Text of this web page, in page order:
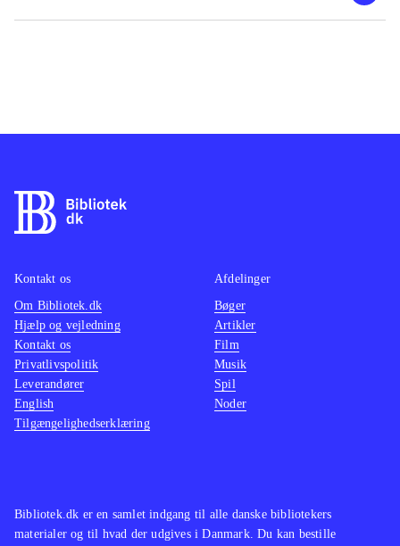
med i. Lydsiden er jazzinspireret men
gentagne gange et problem i spillet
især hvis du skal udføre en combo
videre
Suda51 har også stået bag No more
heroes (som ikke er tilbudt
bibliotekerne), Killer 7, Shadows of
the damned og Lollipop Chainsaw
(som ikke er tilbudt bibliotekerne) og
alle spillene har meget af den samme
og DMC - Devil may cry-serien.
Kampene og den grafiske stil er det
Bibliotek.dk er en samlet indgang til alle danske bibliotekers
materialer og til hvad der udgives i Danmark. Du kan bestille
Kontakt os
Om Bibliotek.dk
Hjælp og vejledning
Kontakt os
Privatlivspolitik
Leverandører
English
Tilgængelighedserklæring
Afdelinger
Bøger
Artikler
Film
Musik
Spil
Noder